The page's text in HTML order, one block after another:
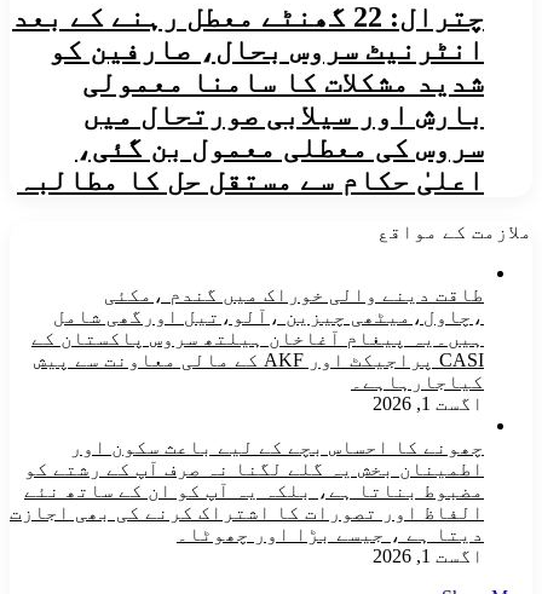
چترال: 22 گھنٹے معطل رہنے کے بعد
انٹرنیٹ سروس بحال، صارفین کو
شدید مشکلات کا سامنا ​معمولی
بارش اور سیلابی صورتحال میں
سروس کی معطلی معمول بن گئی،
اعلیٰ حکام سے مستقل حل کا مطالبہ
ملازمت کے مواقع
طاقت دینے والی خوراک میں گندم ،مکئی
،چاول،میٹھی چیزین ،آلو،تیل اورگھی شامل
ہیں۔یہ پیغام آغاخان ہیلتھ سروس پاکستان کے
CASI پراجیکٹ اور AKF کے مالی معاونت سے پیش
کیاجارہاہے۔
اگست 1, 2026
چھونے کا احساس بچے کے لیے باعث سکون اور
اطمینان بخش یہ گلے لگنا نہ صرف آپ کے رشتے کو
مضبوط بناتا ہے، بلکہ یہ آپ کو ان کے ساتھ نئے
الفاظ اور تصورات کا اشتراک کرنے کی بھی اجازت
دیتا ہے ، جیسے بڑا اور چھوٹا۔
اگست 1, 2026